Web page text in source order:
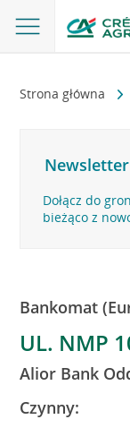
Strona główna
Dołącz do
bieżąco z
Bankomat
UL. NMP
Alior Bank
Czynny: